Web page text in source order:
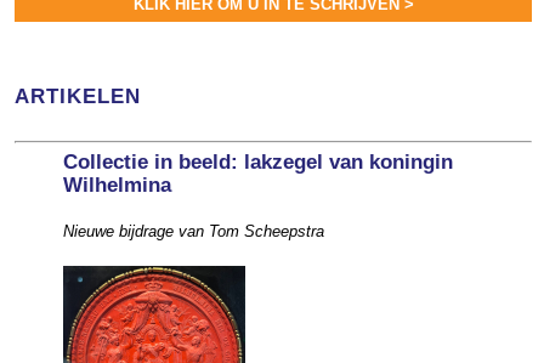
KLIK HIER OM U IN TE SCHRIJVEN >
ARTIKELEN
Collectie in beeld: lakzegel van koningin
Wilhelmina
Nieuwe bijdrage van Tom Scheepstra